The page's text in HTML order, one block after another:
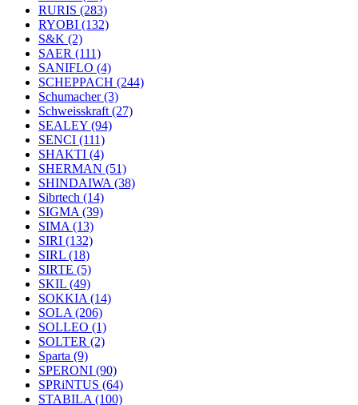
RURIS (283)
RYOBI (132)
S&K (2)
SAER (111)
SANIFLO (4)
SCHEPPACH (244)
Schumacher(3)
Schweisskraft (27)
SEALEY (94)
SENCI (111)
SHAKTI (4)
SHERMAN (51)
SHINDAIWA (38)
Sibrtech (14)
SIGMA (39)
SIMA (13)
SIRI (132)
SIRL (18)
SIRTE (5)
SKIL (49)
SOKKIA (14)
SOLA (206)
SOLLEO (1)
SOLTER (2)
Sparta (9)
SPERONI (90)
SPRiNTUS (64)
STABILA (100)